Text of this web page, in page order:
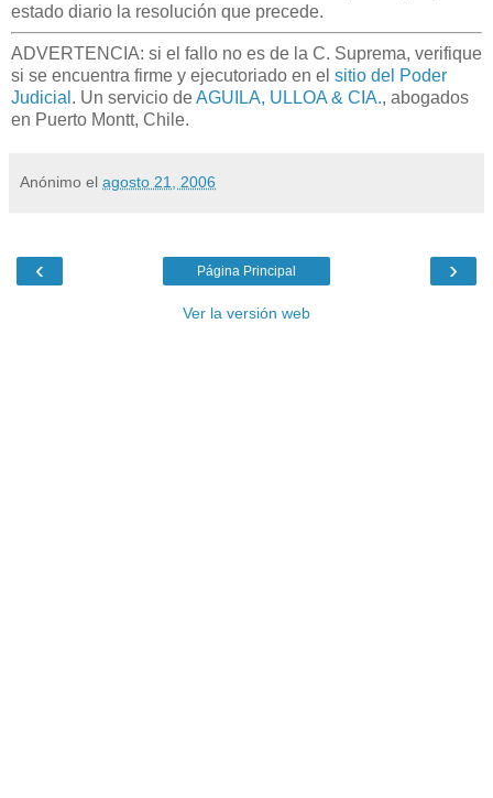
estado diario la resolución que precede.
ADVERTENCIA: si el fallo no es de la C. Suprema, verifique
si se encuentra firme y ejecutoriado en el sitio del Poder
Judicial . Un servicio deAGUILA, ULLOA & CIA., abogados
en Puerto Montt, Chile.
Anónimo el agosto 21, 2006
‹ ›
Página Principal
Ver la versión web